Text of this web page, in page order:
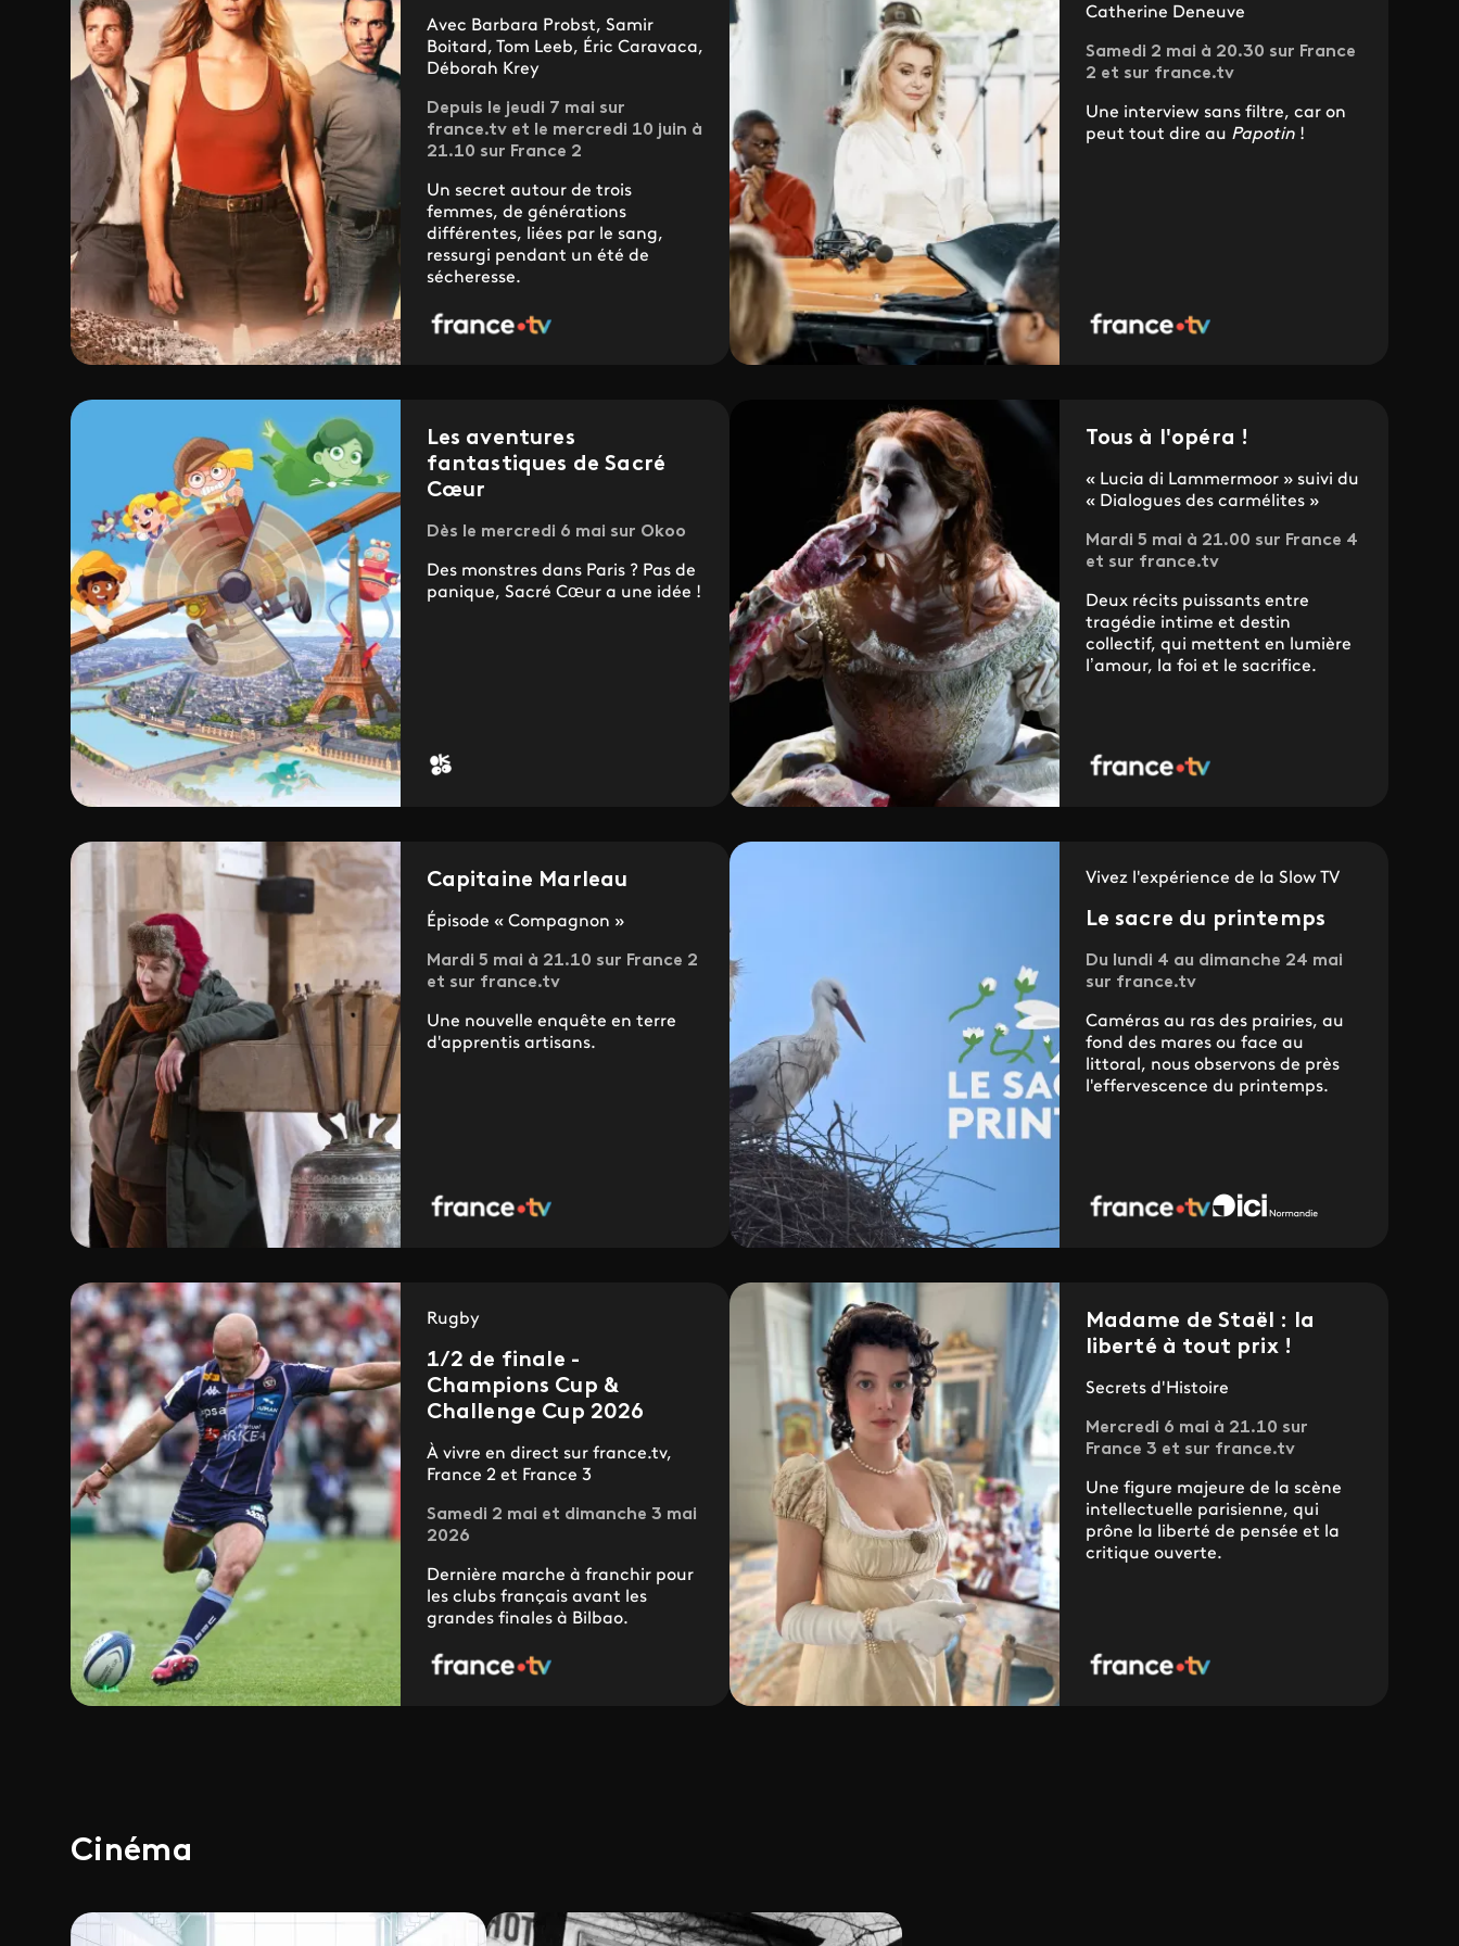
Avec Barbara Probst, Samir
Boitard, Tom Leeb, Éric Caravaca,
Déborah Krey
Depuis le jeudi 7 mai sur
france.tv et le mercredi 10 juin à
21.10 sur France 2
Un secret autour de trois
femmes, de générations
différentes, liées par le sang,
ressurgi pendant un été de
sécheresse.
Catherine Deneuve
Samedi 2 mai à 20.30 sur France
2 et sur france.tv
Une interview sans filtre, car on
peut tout dire au Papotin!
Les aventures
fantastiques de Sacré
Cœur
Dès le mercredi 6 mai sur Okoo
Des monstres dans Paris ? Pas de
panique, Sacré Cœur a une idée !
Tous à l'opéra !
« Lucia di Lammermoor » suivi du
« Dialogues des carmélites »
Mardi 5 mai à 21.00 sur France 4
et sur france.tv
Deux récits puissants entre
tragédie intime et destin
collectif, qui mettent en lumière
l’amour, la foi et le sacrifice.
Capitaine Marleau
Épisode « Compagnon »
Mardi 5 mai à 21.10 sur France 2
et sur france.tv
Une nouvelle enquête en terre
d'apprentis artisans.
Vivez l'expérience de la Slow TV
Le sacre du printemps
Du lundi 4 au dimanche 24 mai
sur france.tv
Caméras au ras des prairies, au
fond des mares ou face au
littoral, nous observons de près
l'effervescence du printemps.
Rugby
1/2 de finale -
Champions Cup &
Challenge Cup 2026
À vivre en direct sur france.tv,
France 2 et France 3
Samedi 2 mai et dimanche 3 mai
2026
Dernière marche à franchir pour
les clubs français avant les
grandes finales à Bilbao.
Madame de Staël : la
liberté à tout prix !
Secrets d'Histoire
Mercredi 6 mai à 21.10 sur
France 3 et sur france.tv
Une figure majeure de la scène
intellectuelle parisienne, qui
prône la liberté de pensée et la
critique ouverte.
Cinéma